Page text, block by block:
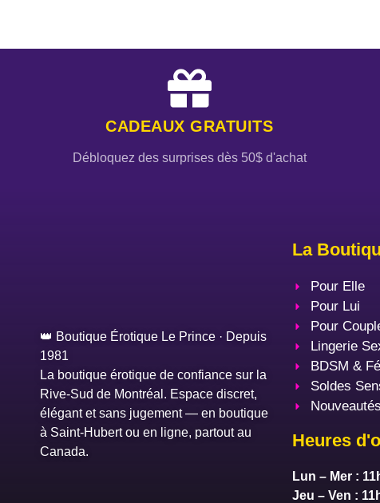
CADEAUX GRATUITS
Débloquez des surprises dès 50$ d'achat
👑 Boutique Érotique Le Prince · Depuis
1981
La boutique érotique de confiance sur la
Rive-Sud de Montréal. Espace discret,
élégant et sans jugement — en boutique
à Saint-Hubert ou en ligne, partout au
Canada.
La
Pour Elle
Pour Lui
Pour
Lingerie
BDSM &
Soldes
Nouveautés
Heures
Lun – Mer :
Jeu – Ven :